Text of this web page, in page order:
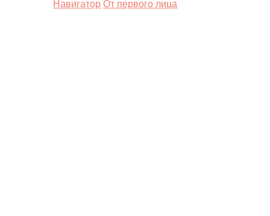
Навигатор От первого лица